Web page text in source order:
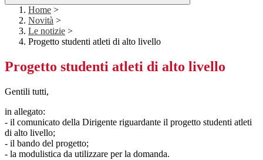
Home >
Novità >
Le notizie >
Progetto studenti atleti di alto livello
Progetto studenti atleti di alto livello
Gentili tutti,
in allegato:
- il comunicato della Dirigente riguardante il progetto studenti atleti
di alto livello;
- il bando del progetto;
- la modulistica da utilizzare per la domanda.